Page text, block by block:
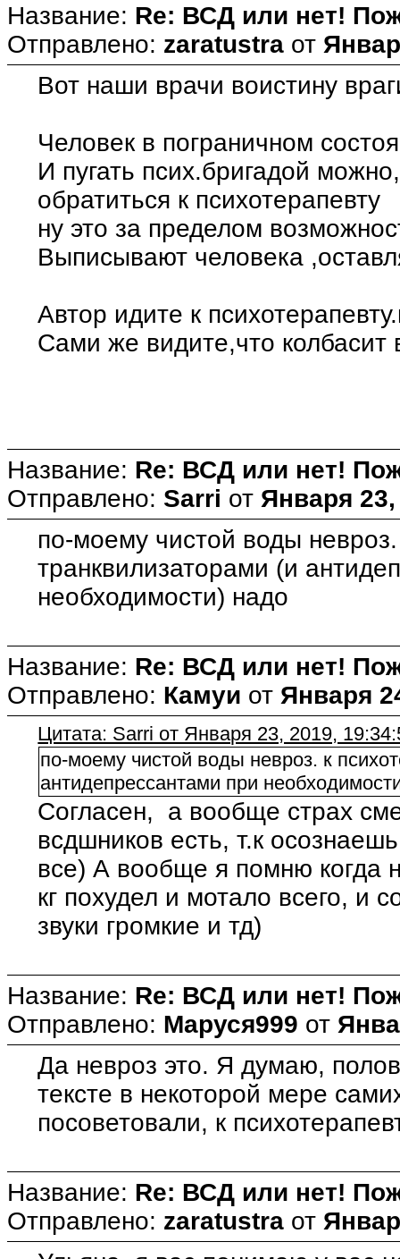
Название: Re: ВСД или нет!
Отправлено: zaratustra от
Вот наши врачи воистину
Человек в пограничном
И пугать псих.бригадой
обратиться к психотерапевту
ну это за пределом
Выписывают человека
Автор идите к
Сами же видите,что колбасит
Название: Re: ВСД или нет!
Отправлено: Sarri от Января
по-моему чистой воды невроз.
транквилизаторами (и
необходимости) надо
Название: Re: ВСД или нет!
Отправлено: Камуи от Января
Цитата: Sarri от Января 23, 2019,
по-моему чистой воды невроз. к
антидепрессантами при
Согласен, а вообще страх
всдшников есть, т.к
все) А вообще я помню когда
кг похудел и мотало всего, и
звуки громкие и тд)
Название: Re: ВСД или нет!
Отправлено: Маруся999 от
Да невроз это. Я думаю,
тексте в некоторой мере
посоветовали, к
Название: Re: ВСД или нет!
Отправлено: zaratustra от